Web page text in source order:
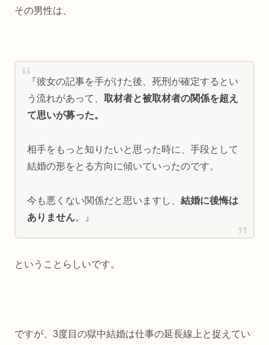
その男性は、
『彼女の記事を手がけた後、死刑が確定するとい
う流れがあって、取材者と被取材者の関係を超え
て思いが募った。
相手をもっと知りたいと思った時に、手段として
結婚の形をとる方向に傾いていったのです。
今も悪くない関係だと思いますし、結婚に後悔は
ありません。』
ということらしいです。
ですが、3度目の獄中結婚は仕事の延長線上と捉えてい